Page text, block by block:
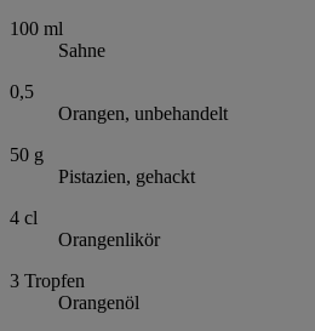
100 ml
Sahne
0,5
Orangen, unbehandelt
50 g
Pistazien, gehackt
4 cl
Orangenlikör
3 Tropfen
Orangenöl